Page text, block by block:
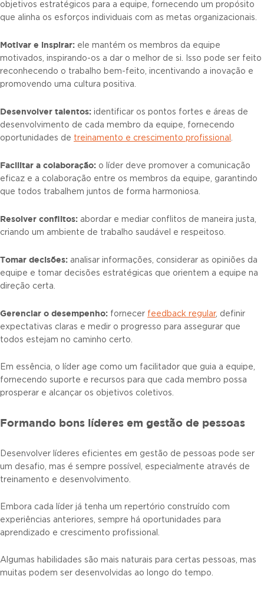
objetivos estratégicos para a equipe, fornecendo um propósito
que alinha os esforços individuais com as metas organizacionais.
Motivar e inspirar: ele mantém os membros da equipe
motivados, inspirando-os a dar o melhor de si. Isso pode ser feito
reconhecendo o trabalho bem-feito, incentivando a inovação e
promovendo uma cultura positiva.
Desenvolver talentos: identificar os pontos fortes e áreas de
desenvolvimento de cada membro da equipe, fornecendo
oportunidades de treinamento e crescimento profissional .
Facilitar a colaboração: o líder deve promover a comunicação
eficaz e a colaboração entre os membros da equipe, garantindo
que todos trabalhem juntos de forma harmoniosa.
Resolver conflitos: abordar e mediar conflitos de maneira justa,
criando um ambiente de trabalho saudável e respeitoso.
Tomar decisões: analisar informações, considerar as opiniões da
equipe e tomar decisões estratégicas que orientem a equipe na
direção certa.
Gerenciar o desempenho: fornecer feedback regular, definir
expectativas claras e medir o progresso para assegurar que
todos estejam no caminho certo.
Em essência, o líder age como um facilitador que guia a equipe,
fornecendo suporte e recursos para que cada membro possa
prosperar e alcançar os objetivos coletivos.
Formando bons líderes em gestão de pessoas
Desenvolver líderes eficientes em gestão de pessoas pode ser
um desafio, mas é sempre possível, especialmente através de
treinamento e desenvolvimento.
Embora cada líder já tenha um repertório construído com
experiências anteriores, sempre há oportunidades para
aprendizado e crescimento profissional.
Algumas habilidades são mais naturais para certas pessoas, mas
muitas podem ser desenvolvidas ao longo do tempo.